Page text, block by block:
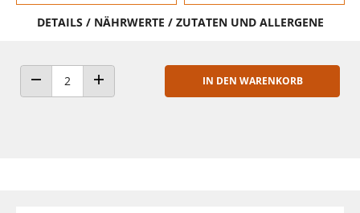
DETAILS / NÄHRWERTE / ZUTATEN UND ALLERGENE
ANZAHL VERRINGERNANZAHL ERHÖHEN
IN DEN WARENKORB